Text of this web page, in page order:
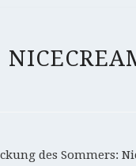
des Sommers: